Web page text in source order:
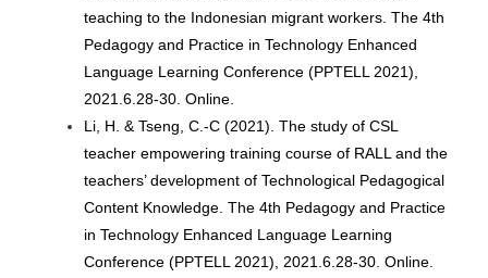
teaching to the Indonesian migrant workers. The 4th
Pedagogy and Practice in Technology Enhanced
Language Learning Conference (PPTELL 2021),
2021.6.28-30. Online.
Li, H. & Tseng, C.-C (2021). The study of CSL
teacher empowering training course of RALL and the
teachers’ development of Technological Pedagogical
Content Knowledge. The 4th Pedagogy and Practice
in Technology Enhanced Language Learning
Conference (PPTELL 2021), 2021.6.28-30. Online.